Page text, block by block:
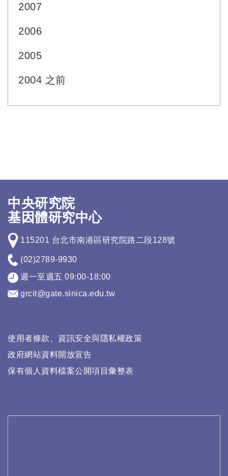
2007
2006
2005
2004 之前
中央研究院
基因體研究中心
115201 台北市南港區研究院路二段128號
(02)2789-9930
週一至週五 09:00-18:00
grcit@gate.sinica.edu.tw
使用者條款、資訊安全與隱私權政策
政府網站資料開放宣告
保有個人資料檔案公開項目彙整表